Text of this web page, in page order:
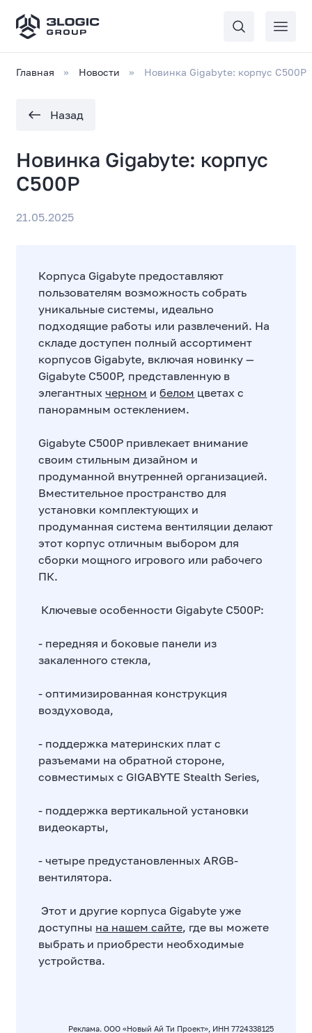
Главная Новости Новинка Gigabyte: корпус C500P
Назад
Новинка Gigabyte: корпус
C500P
21.05.2025
Корпуса Gigabyte предоставляют
пользователям возможность собрать
уникальные системы, идеально
подходящие работы или развлечений. На
складе доступен полный ассортимент
корпусов Gigabyte, включая новинку —
Gigabyte C500P, представленную в
элегантныхчерном ибелом цветах с
панорамным остеклением.
Gigabyte C500P привлекает внимание
своим стильным дизайном и
продуманной внутренней организацией.
Вместительное пространство для
установки комплектующих и
продуманная система вентиляции делают
этот корпус отличным выбором для
сборки мощного игрового или рабочего
ПК.
Ключевые особенности Gigabyte C500P:
- передняя и боковые панели из
закаленного стекла,
- оптимизированная конструкция
воздуховода,
- поддержка материнских плат с
разъемами на обратной стороне,
совместимых с GIGABYTE Stealth Series,
- поддержка вертикальной установки
видеокарты,
- четыре предустановленных ARGB-
вентилятора.
Этот и другие корпуса Gigabyte уже
доступны на нашем сайте, где вы можете
выбрать и приобрести необходимые
устройства.
Реклама. ООО «Новый Ай Ти Проект», ИНН 7724338125